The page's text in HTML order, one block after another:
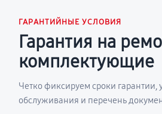
ГАРАНТИЙНЫЕ УСЛОВИЯ
Гарантия на
комплектующие
Четко фиксируем сроки гарантии,
обслуживания и перечень